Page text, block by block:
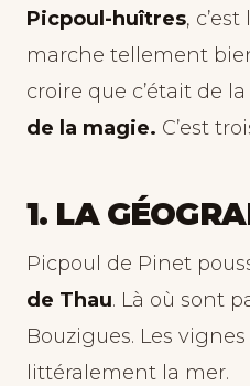
Picpoul-huîtres, c’est
marche tellement
croire que c’était de
de la magie. C’est
1. LA
Picpoul de Pinet
de Thau. Là où sont
Bouzigues. Les
littéralement la mer.